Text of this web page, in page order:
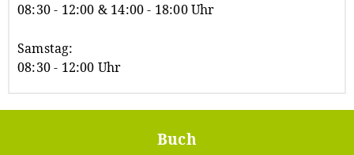
08:30 - 12:00 & 14:00 - 18:00 Uhr
Samstag:
08:30 - 12:00 Uhr
Buch